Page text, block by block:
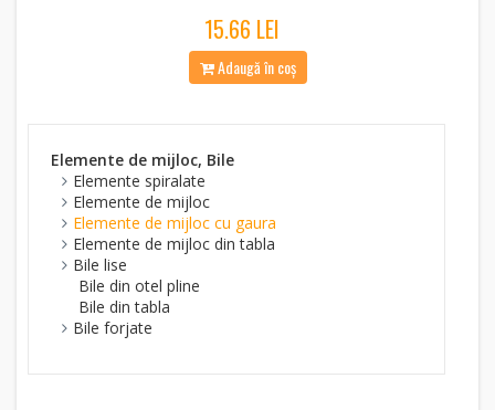
15.66 LEI
Adaugă în coș
Elemente de mijloc, Bile
Elemente spiralate
Elemente de mijloc
Elemente de mijloc cu gaura
Elemente de mijloc din tabla
Bile lise
Bile din otel pline
Bile din tabla
Bile forjate